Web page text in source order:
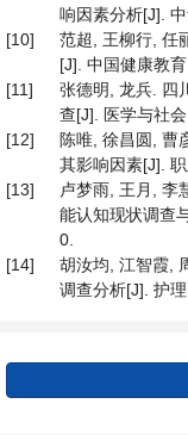
响因素分析[J].
[10]
范超, 王柳行, 任
[J]. 中国健康教
[11]
张德明, 龙兵. 四
查[J]. 医学与社
[12]
陈唯, 徐昌圆, 曹
其影响因素[J].
[13]
卢梦雨, 王月, 李
能认知现状调查
0.
[14]
胡汝均, 江智霞,
调查分析[J]. 护